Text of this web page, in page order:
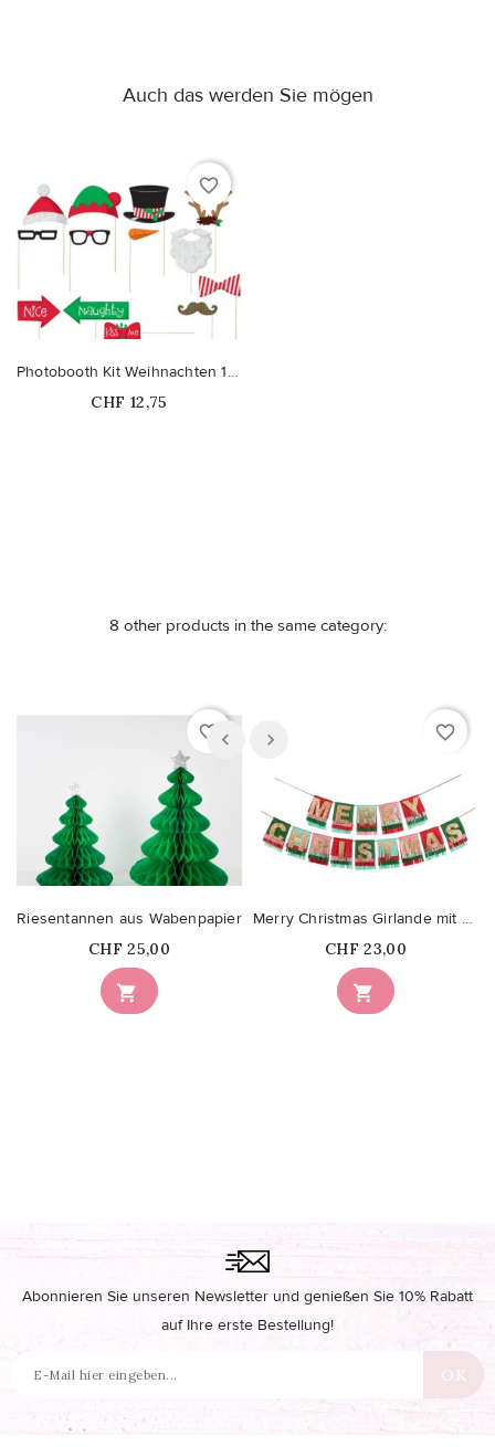
Auch das werden Sie mögen
favorite_border
Photobooth Kit Weihnachten 13 Stück
Price
CHF 12,75
8 other products in the same category:
favorite_border

Riesentannen aus Wabenpapier
Price
CHF 25,00
favorite_border

Merry Christmas Girlande mit Fransen
Price
CHF 23,00
Abonnieren Sie unseren Newsletter und genießen Sie 10% Rabatt
auf Ihre erste Bestellung!